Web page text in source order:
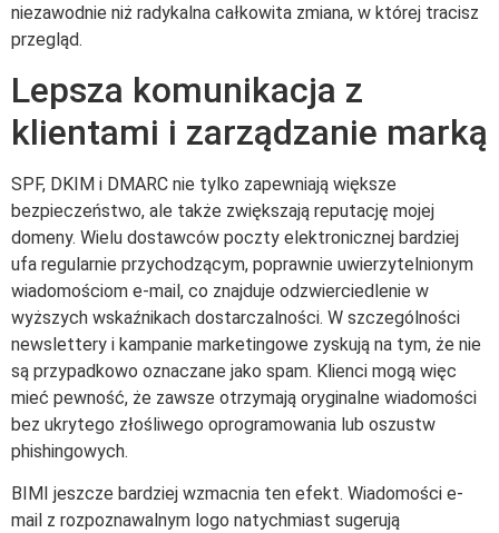
niezawodnie niż radykalna całkowita zmiana, w której tracisz
przegląd.
Lepsza komunikacja z
klientami i zarządzanie marką
SPF, DKIM i DMARC nie tylko zapewniają większe
bezpieczeństwo, ale także zwiększają reputację mojej
domeny. Wielu dostawców poczty elektronicznej bardziej
ufa regularnie przychodzącym, poprawnie uwierzytelnionym
wiadomościom e-mail, co znajduje odzwierciedlenie w
wyższych wskaźnikach dostarczalności. W szczególności
newslettery i kampanie marketingowe zyskują na tym, że nie
są przypadkowo oznaczane jako spam. Klienci mogą więc
mieć pewność, że zawsze otrzymają oryginalne wiadomości
bez ukrytego złośliwego oprogramowania lub oszustw
phishingowych.
BIMI jeszcze bardziej wzmacnia ten efekt. Wiadomości e-
mail z rozpoznawalnym logo natychmiast sugerują